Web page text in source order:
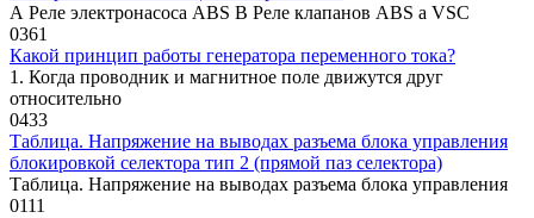
А Реле электронасоса ABS В Реле клапанов ABS а VSC
0361
Какой принцип работы генератора переменного тока?
1. Когда проводник и магнитное поле движутся друг
относительно
0433
Таблица. Напряжение на выводах разъема блока управления
блокировкой селектора тип 2 (прямой паз селектора)
Таблица. Напряжение на выводах разъема блока управления
0111